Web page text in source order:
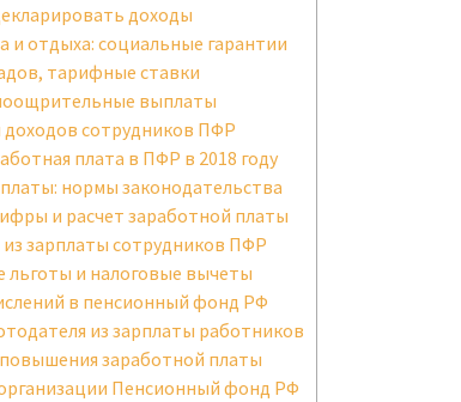
доходы
и отдыха: социальные гарантии
тарифные ставки
выплаты
доходов сотрудников ПФР
плата в ПФР в 2018 году
нормы законодательства
и расчет заработной платы
зарплаты сотрудников ПФР
льготы и налоговые вычеты
в пенсионный фонд РФ
из зарплаты работников
заработной платы
Пенсионный фонд РФ